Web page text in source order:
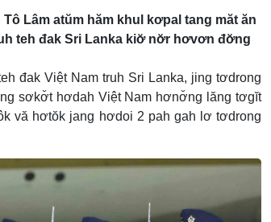
Lâm atŭm hăm khul kơpal tang măt ăn
teh đak Sri Lanka kiơ̆ nơ̆r hơvơn đơ̆ng
đak Việt Nam truh Sri Lanka, jing tơdrong
sơkơ̆t hơdah Việt Nam hơnơ̆ng lăng tơgĭt
vă hơtŏk jang hơdoi 2 pah gah lơ tơdrong